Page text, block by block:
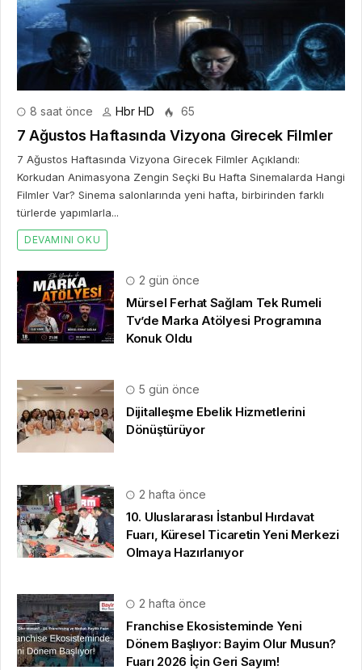
8 saat önce Hbr HD 65
7 Ağustos Haftasında Vizyona Girecek Filmler
7 Ağustos Haftasında Vizyona Girecek Filmler Açıklandı:
Korkudan Animasyona Zengin Seçki Bu Hafta Sinemalarda Hangi
Filmler Var? Sinema salonlarında yeni hafta, birbirinden farklı
türlerde yapımlarla...
DEVAMINI OKU
2 gün önce
Mürsel Ferhat Sağlam Tek Rumeli
Tv’de Marka Atölyesi Programına
Konuk Oldu
5 gün önce
Dijitalleşme Ebelik Hizmetlerini
Dönüştürüyor
2 hafta önce
10. Uluslararası İstanbul Hırdavat
Fuarı, Küresel Ticaretin Yeni Merkezi
Olmaya Hazırlanıyor
2 hafta önce
Franchise Ekosisteminde Yeni
Dönem Başlıyor: Bayim Olur Musun?
Fuarı 2026 İçin Geri Sayım!